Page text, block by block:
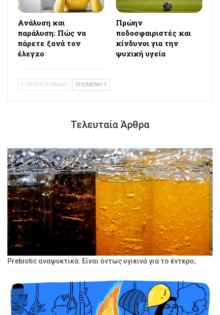
Ανάλυση και
παράλυση: Πώς να
πάρετε ξανά τον
έλεγχο
Πρώην
ποδοσφαιριστές και
κίνδυνοι για την
ψυχική υγεία
ΠΡΟΗΓΟΥΜΕΝΗ ΕΠΟΜΕΝΗ
Τελευταία Άρθρα
Prebiotic αναψυκτικά: Είναι όντως υγιεινά για το έντερο;